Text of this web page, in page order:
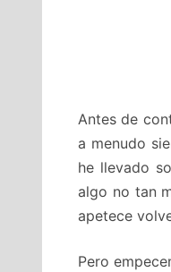
Antes de
a menudo
he llevado
algo no tan
apetece
Pero